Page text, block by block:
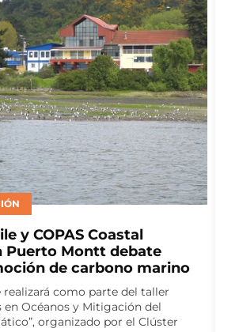
Centro de Negocios
Aysén lanzan
de Red Pyme
busca fortalecer las
proveedores para la industria